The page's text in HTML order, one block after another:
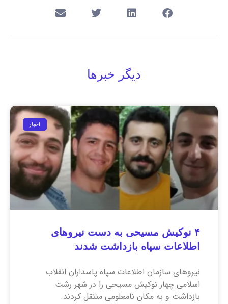
دیگر خبرها
اخبار
۴ نوکیش مسیحی به دست نیروهای
اطلاعات سپاه بازداشت شدند
نیروهای سازمان اطلاعات سپاه پاسداران انقلاب
اسلامی چهار نوکیش مسیحی را در شهر رشت
بازداشت و به مکان نامعلومی منتقل کردند.